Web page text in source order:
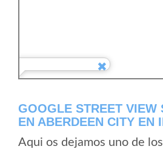
GOOGLE STREET VIEW
EN ABERDEEN CITY EN
Aqui os dejamos uno de